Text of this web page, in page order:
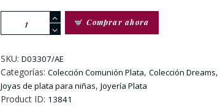
cantidad
Comprar ahora
SKU: D03307/AE
Categorías: Colección Comunión Plata, Colección Dreams,
Joyas de plata para niñas, Joyería Plata
Product ID: 13841